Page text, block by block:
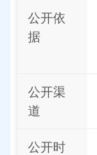
公开依
据
公开渠
道
公开时